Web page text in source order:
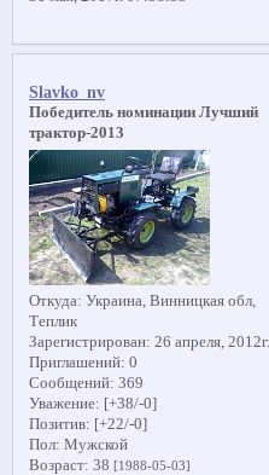
Slavko_nv
Победитель номинации Лучший
трактор-2013
Откуда: Украина, Винницкая обл,
Теплик
Зарегистрирован: 26 апреля, 2012г.
Приглашений: 0
Сообщений: 369
Уважение: [+38/-0]
Позитив: [+22/-0]
Пол: Мужской
Возраст: 38 [1988-05-03]